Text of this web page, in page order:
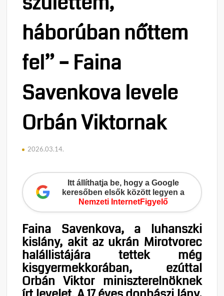
háborúban nőttem
fel” – Faina
Savenkova levele
Orbán Viktornak
2026.03.14.
Itt állíthatja be, hogy a Google
keresőben elsők között legyen a
Nemzeti InternetFigyelő
Faina Savenkova, a luhanszki
kislány, akit az ukrán Mirotvorec
halállistájára tettek még
kisgyermekkorában, ezúttal
Orbán Viktor miniszterelnöknek